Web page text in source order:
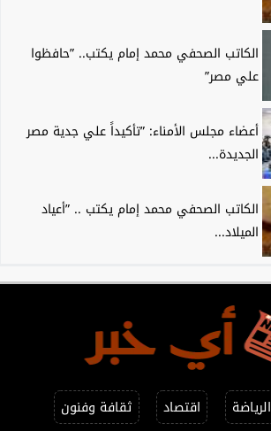
الكاتب الصحفي محمد إمام يكتب.. ”حافظوا
علي مصر”
أعضاء مجلس الأمناء: ”تأكيداً علي جدية مصر
الجديدة...
الكاتب الصحفي محمد إمام يكتب .. ”أعياد
الميلاد...
الرياضة اقتصاد ثقافة وفنون